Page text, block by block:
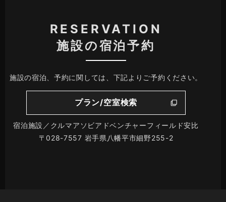
RESERVATION
施設の宿泊予約
施設の宿泊、予約に関しては、下記よりご予約ください。
プラン/空室検索
宿泊施設／クルマアソビアドベンチャーフィールド安比
〒028-7557 岩手県八幡平市細野255-2